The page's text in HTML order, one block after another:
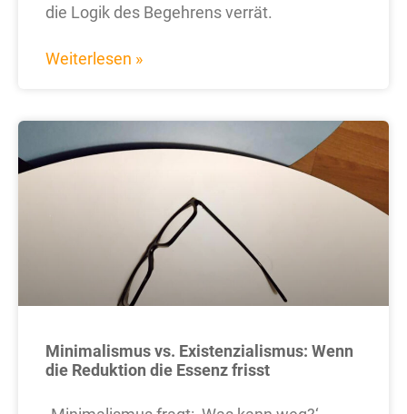
die Logik des Begehrens verrät.
Weiterlesen »
Minimalismus vs. Existenzialismus: Wenn
die Reduktion die Essenz frisst